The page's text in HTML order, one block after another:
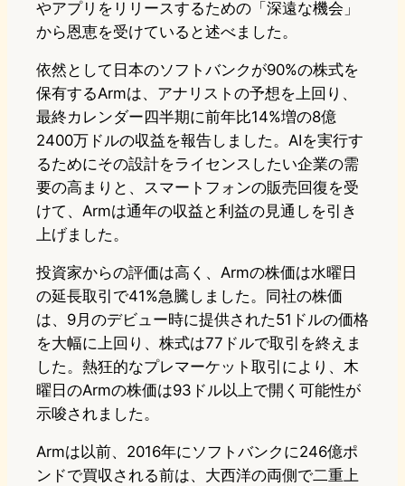
やアプリをリリースするための「深遠な機会」
から恩恵を受けていると述べました。
依然として日本のソフトバンクが90%の株式を
保有するArmは、アナリストの予想を上回り、
最終カレンダー四半期に前年比14%増の8億
2400万ドルの収益を報告しました。AIを実行す
るためにその設計をライセンスしたい企業の需
要の高まりと、スマートフォンの販売回復を受
けて、Armは通年の収益と利益の見通しを引き
上げました。
投資家からの評価は高く、Armの株価は水曜日
の延長取引で41%急騰しました。同社の株価
は、9月のデビュー時に提供された51ドルの価格
を大幅に上回り、株式は77ドルで取引を終えま
した。熱狂的なプレマーケット取引により、木
曜日のArmの株価は93ドル以上で開く可能性が
示唆されました。
Armは以前、2016年にソフトバンクに246億ポ
ンドで買収される前は、大西洋の両側で二重上